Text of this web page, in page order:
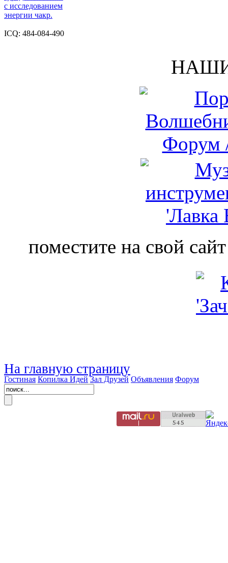
с исследованием
энергии чакр.
ICQ: 484-084-490
поместите на свой
На главную страницу
Гостиная Копилка Идей Зал Друзей Объявления Форум